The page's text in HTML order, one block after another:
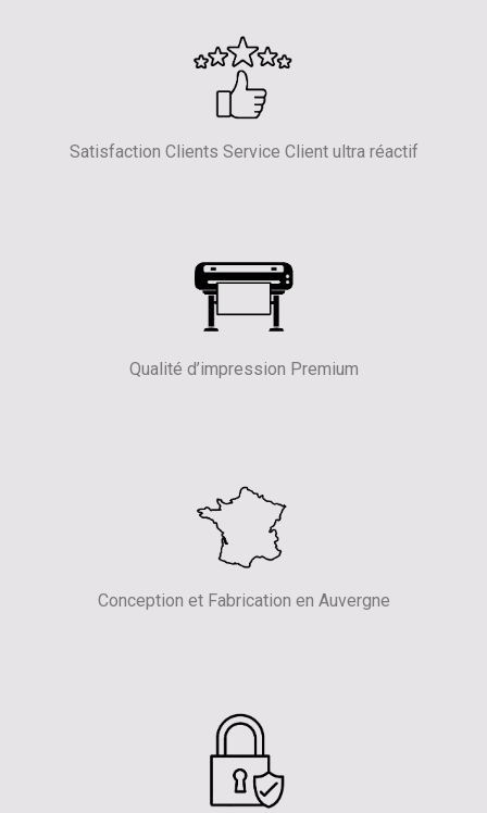
Satisfaction Clients Service Client ultra réactif
Qualité d’impression Premium
Conception et Fabrication en Auvergne